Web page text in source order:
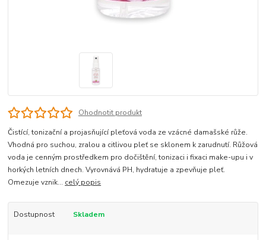
Ohodnotit produkt
Čistící, tonizační a projasňující pleťová voda ze vzácné damašské růže.
Vhodná pro suchou, zralou a citlivou pleť se sklonem k zarudnutí. Růžová
voda je cenným prostředkem pro dočištění, tonizaci i fixaci make-upu i v
horkých letních dnech. Vyrovnává PH, hydratuje a zpevňuje pleť.
Omezuje vznik... celý popis
Dostupnost Skladem